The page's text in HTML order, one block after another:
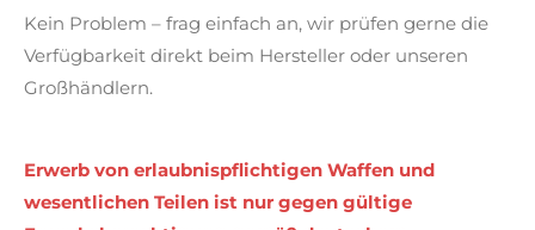
Kein Problem – frag einfach an, wir prüfen gerne die
Verfügbarkeit direkt beim Hersteller oder unseren
Großhändlern.
Erwerb von erlaubnispflichtigen Waffen und
wesentlichen Teilen ist nur gegen gültige